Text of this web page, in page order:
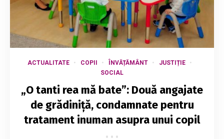
ACTUALITATE COPII ÎNVĂȚĂMÂNT
JUSTIȚIE
SOCIAL
„O tanti rea mă bate”: Două angajate
de grădiniță, condamnate pentru
tratament inuman asupra unui copil